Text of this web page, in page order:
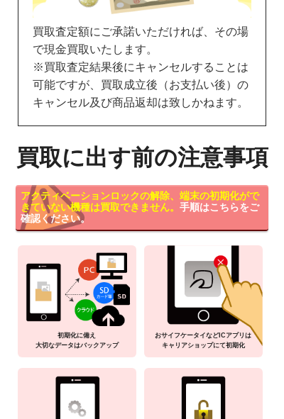
買取査定額にご承諾いただければ、その場
で現金買取いたします。
※買取査定結果後にキャンセルすることは
可能ですが、買取成立後（お支払い後）の
キャンセル及び商品返却は致しかねます。
買取に出す前の注意事項
アクティベーションロックの解除、端末の初期化がで
きていない機種は買取できません。 手順はこちらをご
確認ください。
初期化に備え
大切なデータはバックアップ
おサイフケータイなどICアプリは
キャリアショップにて初期化